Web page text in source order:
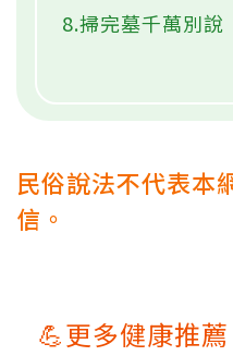
8.掃完墓千萬別說
民俗說法不代表本
信。
💪更多健康推薦